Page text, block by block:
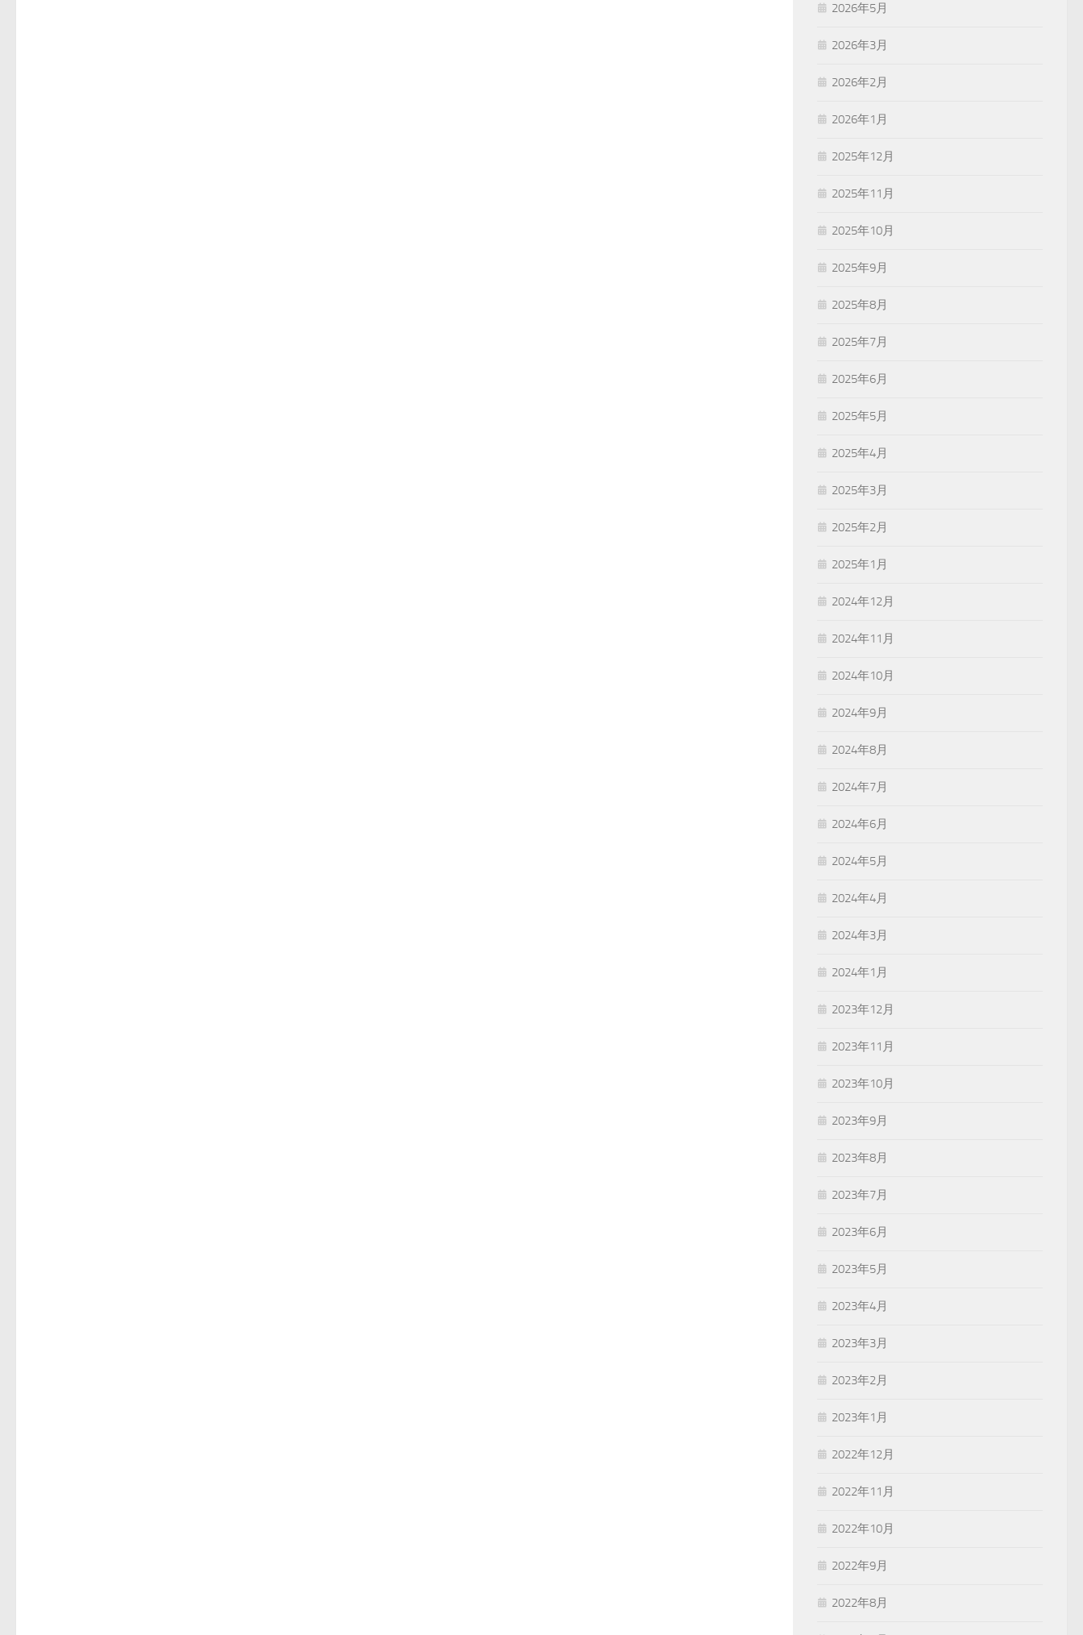
2026年5月
2026年3月
2026年2月
2026年1月
2025年12月
2025年11月
2025年10月
2025年9月
2025年8月
2025年7月
2025年6月
2025年5月
2025年4月
2025年3月
2025年2月
2025年1月
2024年12月
2024年11月
2024年10月
2024年9月
2024年8月
2024年7月
2024年6月
2024年5月
2024年4月
2024年3月
2024年1月
2023年12月
2023年11月
2023年10月
2023年9月
2023年8月
2023年7月
2023年6月
2023年5月
2023年4月
2023年3月
2023年2月
2023年1月
2022年12月
2022年11月
2022年10月
2022年9月
2022年8月